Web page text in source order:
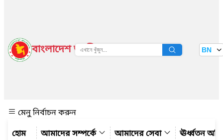
বাংলাদেশ জাতীয় তথ্য বাতায়ন BN
মেনু নির্বাচন করুন
আমাদের সম্পর্কে
আমাদের সেবা ঊর্ধ্বতন